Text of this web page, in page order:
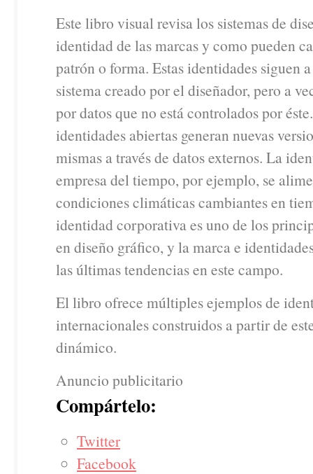
Este libro visual revisa los sistemas de
identidad de las marcas y como pueden
patrón o forma. Estas identidades siguen
sistema creado por el diseñador, pero a
por datos que no está controlados por
identidades abiertas generan nuevas
mismas a través de datos externos. La
empresa del tiempo, por ejemplo, se
condiciones climáticas cambiantes en
identidad corporativa es uno de los
en diseño gráfico, y la marca e
las últimas tendencias en este campo.
El libro ofrece múltiples ejemplos de
internacionales construidos a partir de
dinámico.
Anuncio publicitario
Compártelo:
Twitter
Facebook